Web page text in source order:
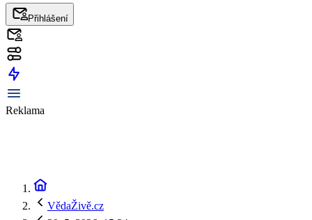
Přihlášení
Reklama
VědaŽivě.cz